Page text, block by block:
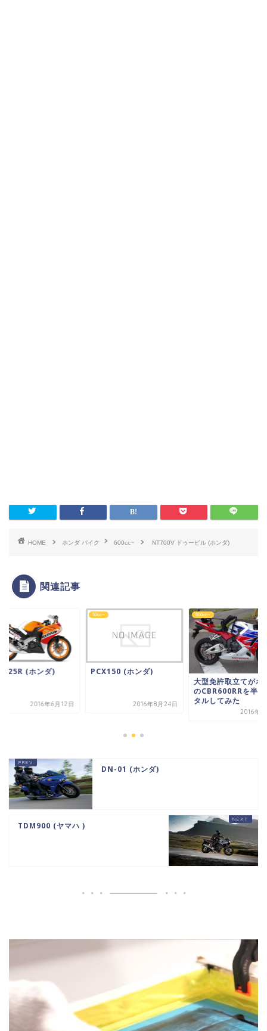
HOME ホンダ バイク 600cc~ NT700V ドゥービル (ホンダ)
関連記事
(ホンダ)
2016年6月12日
50cc~
PCX150 (ホンダ)
2016年8月24日
600cc~
大型免許取立てがホ
のCBR600RRを半
タルしてみた
2016年4
DN-01 (ホンダ)
TDM900 (ヤマハ )